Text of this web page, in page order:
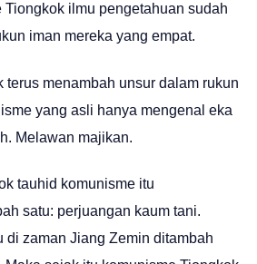
Tiongkok ilmu pengetahuan sudah
iman mereka yang empat.
terus menambah unsur dalam rukun
yang asli hanya mengenal eka
Melawan majikan.
tauhid komunisme itu
satu: perjuangan kaum tani.
di zaman Jiang Zemin ditambah